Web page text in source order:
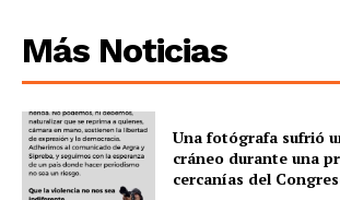
Más Noticias
Una fotógrafa sufrió
cráneo durante una
cercanías del